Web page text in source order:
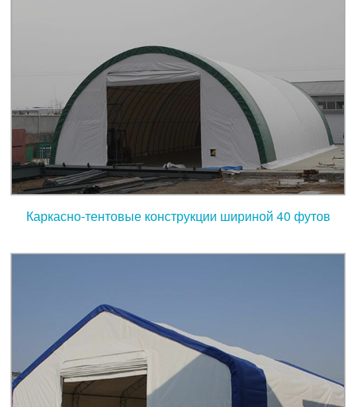
Каркасно-тентовые конструкции шириной 40 футов